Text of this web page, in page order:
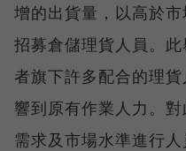
增的出貨量，以高於
招募倉儲理貨人員。
者旗下許多配合的理
響到原有作業人力。
需求及市場水準進行